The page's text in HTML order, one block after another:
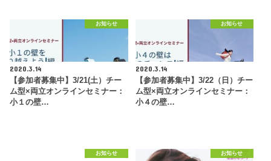
お知らせ
2020.3.14
【参加者募集中】3/21(土）チー
ム型×両立オンラインセミナー：
小１の壁…
お知らせ
2020.3.14
【参加者募集中】3/22（日）チー
ム型×両立オンラインセミナー：
小４の壁…
お知らせ お知らせ